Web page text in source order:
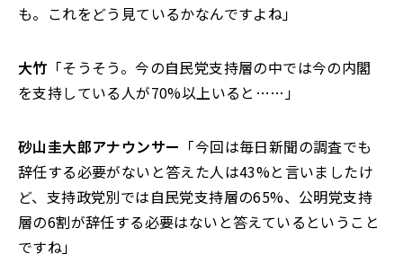
も。これをどう見ているかなんですよね」
大竹 「そうそう。今の自民党支持層の中では今の内閣
を支持している人が70%以上いると……」
砂山圭大郎アナウンサー 「今回は毎日新聞の調査でも
辞任する必要がないと答えた人は43%と言いましたけ
ど、支持政党別では自民党支持層の65%、公明党支持
層の6割が辞任する必要はないと答えているということ
ですね」